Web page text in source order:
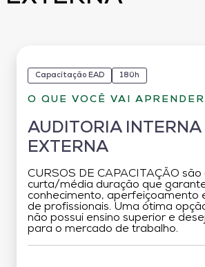
Capacitação EAD 180h
O QUE VOCÊ VAI APRENDER
AUDITORIA INTERNA
EXTERNA
CURSOS DE CAPACITAÇÃO são
curta/média duração que
conhecimento, aperfeiçoamento
de profissionais. Uma ótima
não possui ensino superior e
para o mercado de trabalho.